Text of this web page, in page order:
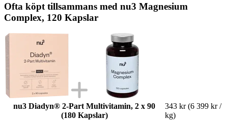
Ofta köpt tillsammans med nu3 Magnesium
Complex, 120 Kapslar
nu3 Diadyn® 2-Part Multivitamin, 2 x 90
(180 Kapslar)
343 kr (6 399 kr /
kg)